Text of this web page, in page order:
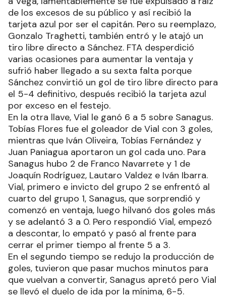
de los excesos de su público y así recibió la
tarjeta azul por ser el capitán. Pero su reemplazo,
Gonzalo Traghetti, también entró y le atajó un
tiro libre directo a Sánchez. FTA desperdició
varias ocasiones para aumentar la ventaja y
sufrió haber llegado a su sexta falta porque
Sánchez convirtió un gol de tiro libre directo para
el 5-4 definitivo, después recibió la tarjeta azul
por exceso en el festejo.
En la otra llave, Vial le ganó 6 a 5 sobre Sanagus.
Tobías Flores fue el goleador de Vial con 3 goles,
mientras que Iván Oliveira, Tobías Fernández y
Juan Paniagua aportaron un gol cada uno. Para
Sanagus hubo 2 de Franco Navarrete y 1 de
Joaquín Rodríguez, Lautaro Valdez e Iván Ibarra.
Vial, primero e invicto del grupo 2 se enfrentó al
cuarto del grupo 1, Sanagus, que sorprendió y
comenzó en ventaja, luego hilvanó dos goles más
y se adelantó 3 a 0. Pero respondió Vial, empezó
a descontar, lo empató y pasó al frente para
cerrar el primer tiempo al frente 5 a 3.
En el segundo tiempo se redujo la producción de
goles, tuvieron que pasar muchos minutos para
que vuelvan a convertir, Sanagus apretó pero Vial
se llevó el duelo de ida por la mínima, 6-5.